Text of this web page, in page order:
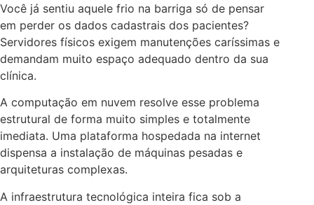
Você já sentiu aquele frio na barriga só de pensar
em perder os dados cadastrais dos pacientes?
Servidores físicos exigem manutenções caríssimas e
demandam muito espaço adequado dentro da sua
clínica.
A computação em nuvem resolve esse problema
estrutural de forma muito simples e totalmente
imediata. Uma plataforma hospedada na internet
dispensa a instalação de máquinas pesadas e
arquiteturas complexas.
A infraestrutura tecnológica inteira fica sob a